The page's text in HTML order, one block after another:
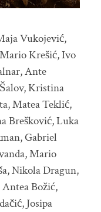
Vukojević,
Krešić, Ivo
Ante
Kristina
Matea Teklić,
Brešković, Luka
Gabriel
Mario
Nikola Dragun,
Božić,
Josipa